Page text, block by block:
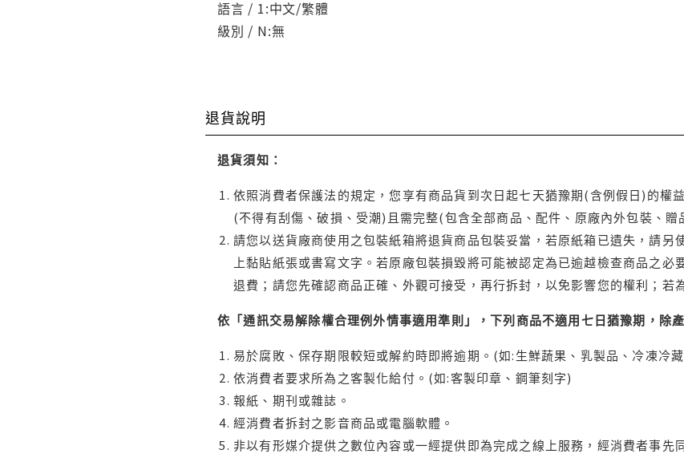
語言 / 1:中文/繁體
級別 / N:無
退貨說明
退貨須知：
依照消費者保護法的規定，您享有商品貨到次日起七天猶豫期(含例假日)的權
(不得有刮傷、破損、受潮)且需完整(包含全部商品、配件、原廠內外包裝、贈
請您以送貨廠商使用之包裝紙箱將退貨商品包裝妥當，若原紙箱已遺失，請
上黏貼紙張或書寫文字。若原廠包裝損毀將可能被認定為已逾越檢查商品之
退費；請您先確認商品正確、外觀可接受，再行拆封，以免影響您的權利；若
依「通訊交易解除權合理例外情事適用準則」，下列商品不適用七日猶豫期，除
易於腐敗、保存期限較短或解約時即將逾期。(如:生鮮蔬果、乳製品、冷凍冷
依消費者要求所為之客製化給付。(如:客製印章、鋼筆刻字)
報紙、期刊或雜誌。
經消費者拆封之影音商品或電腦軟體。
非以有形媒介提供之數位內容或一經提供即為完成之線上服務，經消費者事先